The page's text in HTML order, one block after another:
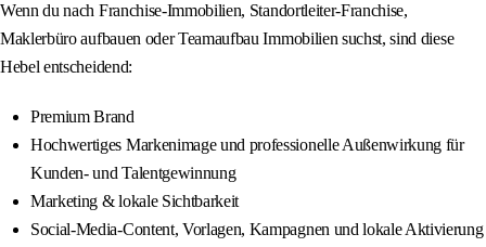
Wenn du nach Franchise-Immobilien, Standortleiter-Franchise,
Maklerbüro aufbauen oder Teamaufbau Immobilien suchst, sind diese
Hebel entscheidend:
Premium Brand
Hochwertiges Markenimage und professionelle Außenwirkung für
Kunden- und Talentgewinnung
Marketing & lokale Sichtbarkeit
Social-Media-Content, Vorlagen, Kampagnen und lokale Aktivierung